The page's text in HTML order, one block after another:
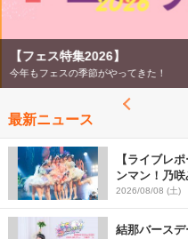
【フェス特集2026】
今年もフェスの季節がやってきた！
最新ニュース
【ライブレ
ンマン！乃
Onephony新
＞
2026/08/08 (土)
結那バースデ